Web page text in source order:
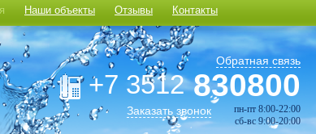
Наши объекты Отзывы Контакты
Обратная связь
+7 3512830800
Заказать звонок
пн-пт 8:00-22:00
сб-вс 9:00-20:00